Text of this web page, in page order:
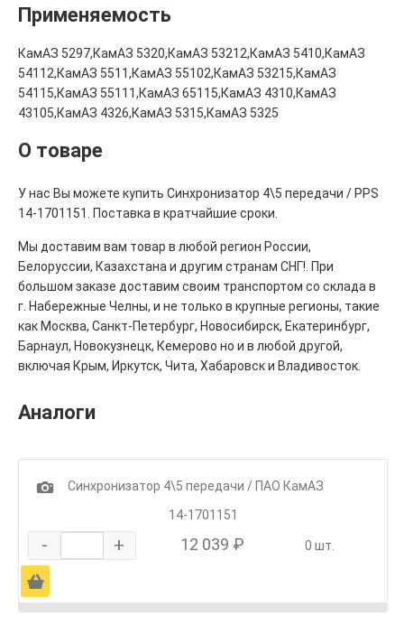
Применяемость
КамАЗ 5297,КамАЗ 5320,КамАЗ 53212,КамАЗ 5410,КамАЗ
54112,КамАЗ 5511,КамАЗ 55102,КамАЗ 53215,КамАЗ
54115,КамАЗ 55111,КамАЗ 65115,КамАЗ 4310,КамАЗ
43105,КамАЗ 4326,КамАЗ 5315,КамАЗ 5325
О товаре
У нас Вы можете купить Синхронизатор 4\5 передачи / PPS
14-1701151. Поставка в кратчайшие сроки.
Мы доставим вам товар в любой регион России,
Белоруссии, Казахстана и другим странам СНГ!. При
большом заказе доставим своим транспортом со склада в
г. Набережные Челны, и не только в крупные регионы, такие
как Москва, Санкт-Петербург, Новосибирск, Екатеринбург,
Барнаул, Новокузнецк, Кемерово но и в любой другой,
включая Крым, Иркутск, Чита, Хабаровск и Владивосток.
Аналоги
1
Синхронизатор 4\5 передачи / ПАО КамАЗ
14-1701151
- + 12 039 ₽ 0 шт.
Ä